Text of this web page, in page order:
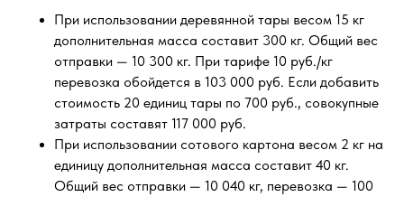
При использовании деревянной тары весом 15 кг
дополнительная масса составит 300 кг. Общий вес
отправки — 10 300 кг. При тарифе 10 руб./кг
перевозка обойдется в 103 000 руб. Если добавить
стоимость 20 единиц тары по 700 руб., совокупные
затраты составят 117 000 руб.
При использовании сотового картона весом 2 кг на
единицу дополнительная масса составит 40 кг.
Общий вес отправки — 10 040 кг, перевозка — 100